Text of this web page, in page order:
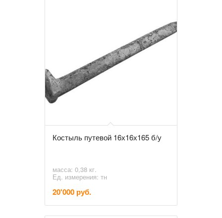
Костыль путевой 16х16х165 б/у
масса: 0,38 кг.
Ед. измерения: тн
20'000 руб.